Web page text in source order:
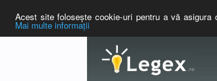
Acest site foloseşte cookie-uri pentru a vă asigura
Mai multe informaţii